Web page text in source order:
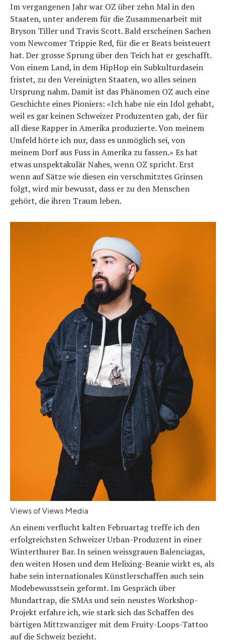
Im vergangenen Jahr war OZ über zehn Mal in den
Staaten, unter anderem für die Zusammenarbeit mit
Bryson Tiller und Travis Scott. Bald erscheinen Sachen
vom Newcomer Trippie Red, für die er Beats beisteuert
hat. Der grosse Sprung über den Teich hat er geschafft.
Von einem Land, in dem HipHop ein Subkulturdasein
fristet, zu den Vereinigten Staaten, wo alles seinen
Ursprung nahm. Damit ist das Phänomen OZ auch eine
Geschichte eines Pioniers: «Ich habe nie ein Idol gehabt,
weil es gar keinen Schweizer Produzenten gab, der für
all diese Rapper in Amerika produzierte. Von meinem
Umfeld hörte ich nur, dass es unmöglich sei, von
meinem Dorf aus Fuss in Amerika zu fassen.» Es hat
etwas unspektakulär Nahes, wenn OZ spricht. Erst
wenn auf Sätze wie diesen ein verschmitztes Grinsen
folgt, wird mir bewusst, dass er zu den Menschen
gehört, die ihren Traum leben.
Views of Views Media
An einem verflucht kalten Februartag treffe ich den
erfolgreichsten Schweizer Urban-Produzent in einer
Winterthurer Bar. In seinen weissgrauen Balenciagas,
den weiten Hosen und dem Helixing-Beanie wirkt es, als
habe sein internationales Künstlerschaffen auch sein
Modebewusstsein geformt. Im Gespräch über
Mundartrap, die SMAs und sein neustes Workshop-
Projekt erfahre ich, wie stark sich das Schaffen des
bärtigen Mittzwanziger mit dem Fruity-Loops-Tattoo
auf die Schweiz bezieht.